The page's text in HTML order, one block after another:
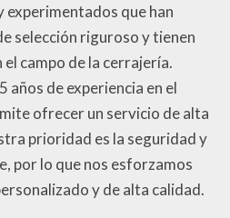
que han
selección riguroso y tienen
campo de la cerrajería.
años de experiencia en el
ofrecer un servicio de alta
prioridad es la seguridad y
por lo que nos esforzamos
y de alta calidad.